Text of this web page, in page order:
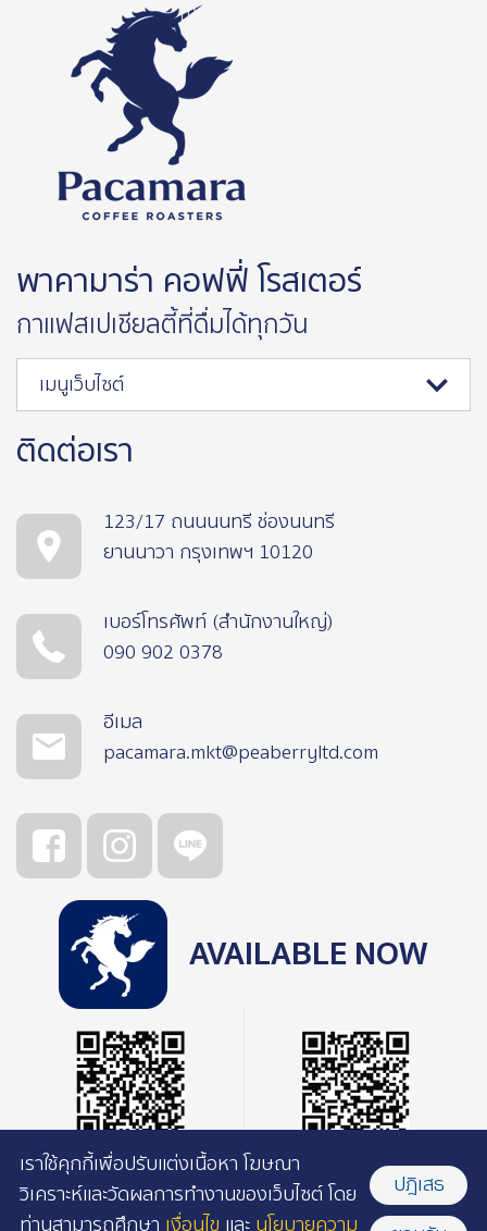
พาคามาร่า คอฟฟี่ โรสเตอร์
กาแฟสเปเชียลตี้ที่ดื่มได้ทุกวัน
เมนูเว็บไซต์
ติดต่อเรา
123/17 ถนนนนทรี ช่องนนทรี
ยานนาวา กรุงเทพฯ 10120
เบอร์โทรศัพท์ (สำนักงานใหญ่)
090 902 0378
อีเมล
pacamara.mkt@peaberryltd.com
AVAILABLE NOW
เราใช้คุกกี้เพื่อปรับแต่งเนื้อหา โฆษณา
วิเคราะห์และวัดผลการทำงานของเว็บไซต์ โดย
ปฎิเสธ